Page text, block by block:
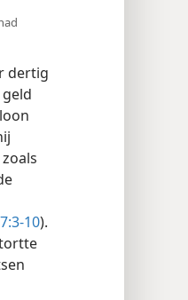
dertig
10).